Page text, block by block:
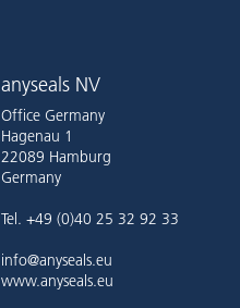
anyseals NV
Office Germany
Hagenau 1
22089 Hamburg
Germany
Tel. +49 (0)40 25 32 92 33
info@anyseals.eu
www.anyseals.eu